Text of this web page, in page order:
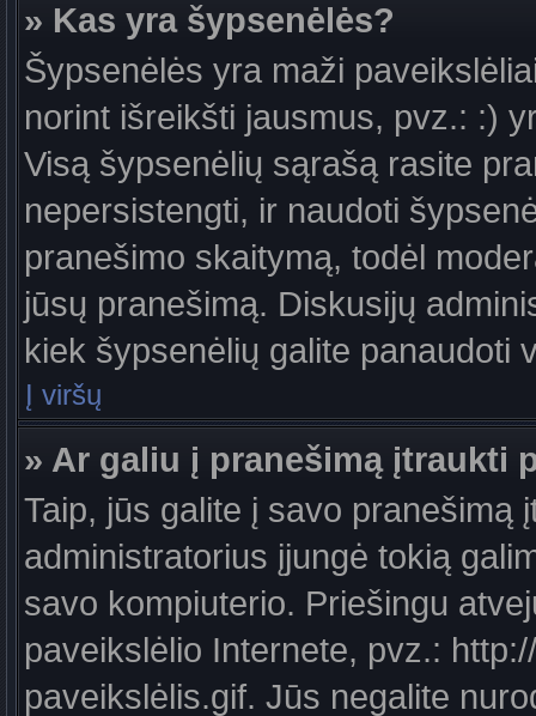
» Kas yra šypsenėlės?
Šypsenėlės yra maži
norint išreikšti jausmus, pvz.: :)
Visą šypsenėlių sąrašą rasite
nepersistengti, ir naudoti
pranešimo skaitymą, todėl
jūsų pranešimą. Diskusijų
kiek šypsenėlių galite panaudoti
Į viršų
» Ar galiu į pranešimą įtraukti
Taip, jūs galite į savo pranešimą
administratorius įjungė tokią
savo kompiuterio. Priešingu
paveikslėlio Internete, pvz.:
paveikslėlis.gif. Jūs negalite